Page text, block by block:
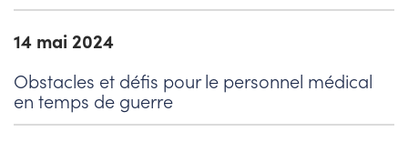
14 mai 2024
Obstacles et défis pour le personnel médical
en temps de guerre